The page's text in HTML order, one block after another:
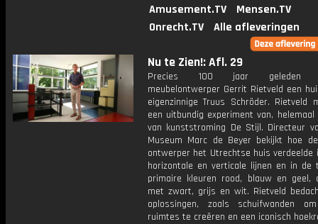
Amusement.TV
Mensen.TV
Onrecht.TV
Alle afleveringen
Nu te Zien!: Afl. 29
Precies 100 jaar geleden
meubelontwerper Gerrit Rietveld een
eigenzinnige Truus Schröder. Rietveld
een uitbundig experiment van,
van kunststroming De Stijl. Directeur
Museum Marc de Beyer bekijkt hoe
ontwerper het Utrechtse huis verdeelde
horizontale en verticale lijnen en in de
primaire kleuren rood, blauw en geel,
met zwart, grijs en wit. Rietveld
oplossingen, zoals schuifwanden
ruimtes te creëren en een iconisch